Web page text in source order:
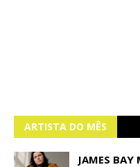
ARTISTA DO MÊS
JAMES BAY